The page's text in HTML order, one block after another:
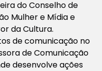
do Conselho de
Mulher e Mídia e
da Cultura.
de comunicação no
de Comunicação
desenvolve ações